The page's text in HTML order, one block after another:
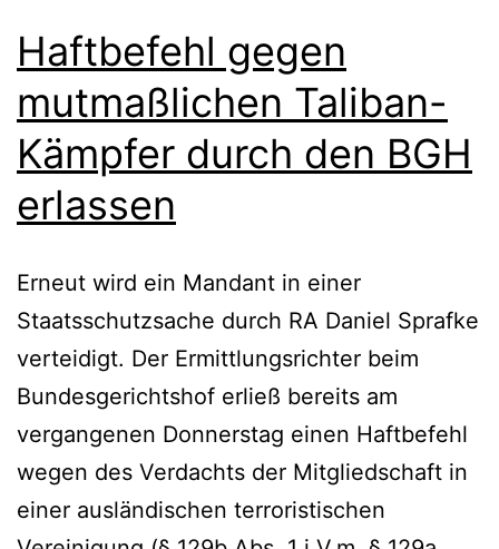
Haftbefehl gegen
mutmaßlichen Taliban-
Kämpfer durch den BGH
erlassen
Erneut wird ein Mandant in einer
Staatsschutzsache durch RA Daniel Sprafke
verteidigt. Der Ermittlungsrichter beim
Bundesgerichtshof erließ bereits am
vergangenen Donnerstag einen Haftbefehl
wegen des Verdachts der Mitgliedschaft in
einer ausländischen terroristischen